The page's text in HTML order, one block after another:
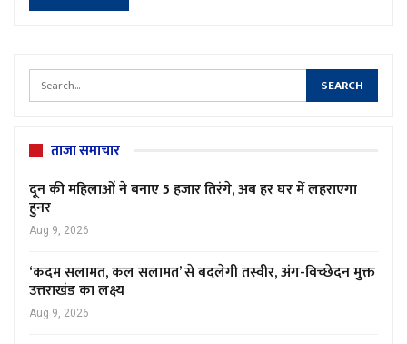
ताजा समाचार
दून की महिलाओं ने बनाए 5 हजार तिरंगे, अब हर घर में लहराएगा
हुनर
Aug 9, 2026
‘कदम सलामत, कल सलामत’ से बदलेगी तस्वीर, अंग-विच्छेदन मुक्त
उत्तराखंड का लक्ष्य
Aug 9, 2026